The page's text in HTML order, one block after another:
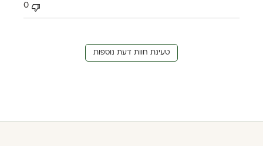
0
טעינת חוות דעת נוספות